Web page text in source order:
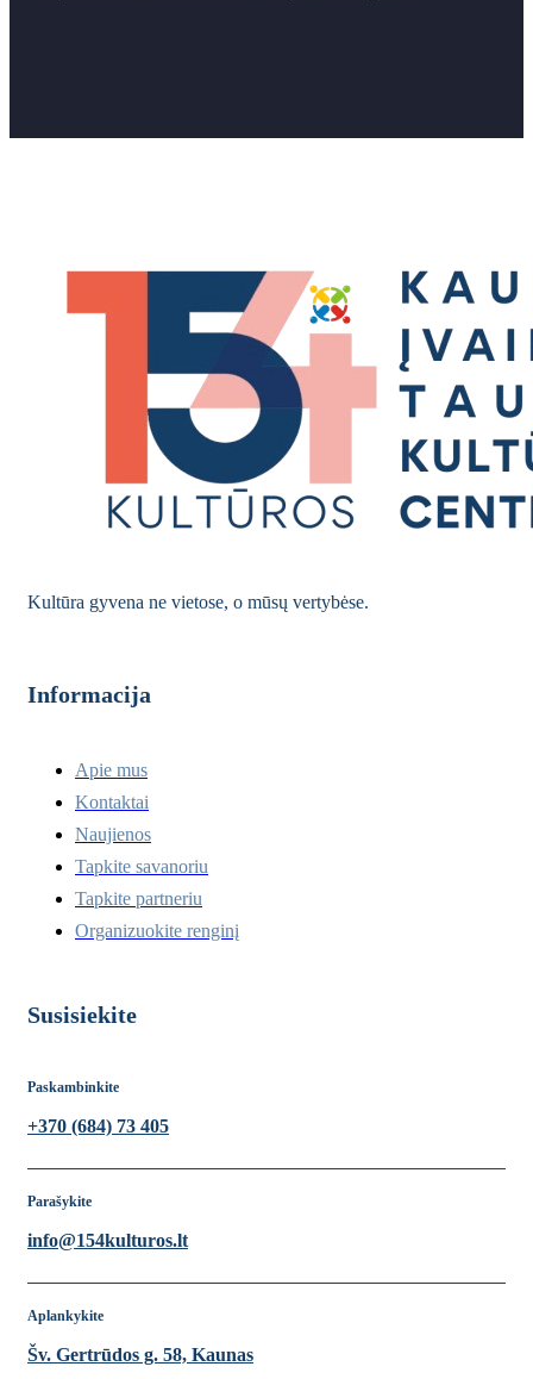
Kultūra gyvena ne vietose, o mūsų vertybėse.
Informacija
Apie mus
Kontaktai
Naujienos
Tapkite savanoriu
Tapkite partneriu
Organizuokite renginį
Susisiekite
Paskambinkite
+370 (684) 73 405
Parašykite
info@154kulturos.lt
Aplankykite
Šv. Gertrūdos g. 58, Kaunas